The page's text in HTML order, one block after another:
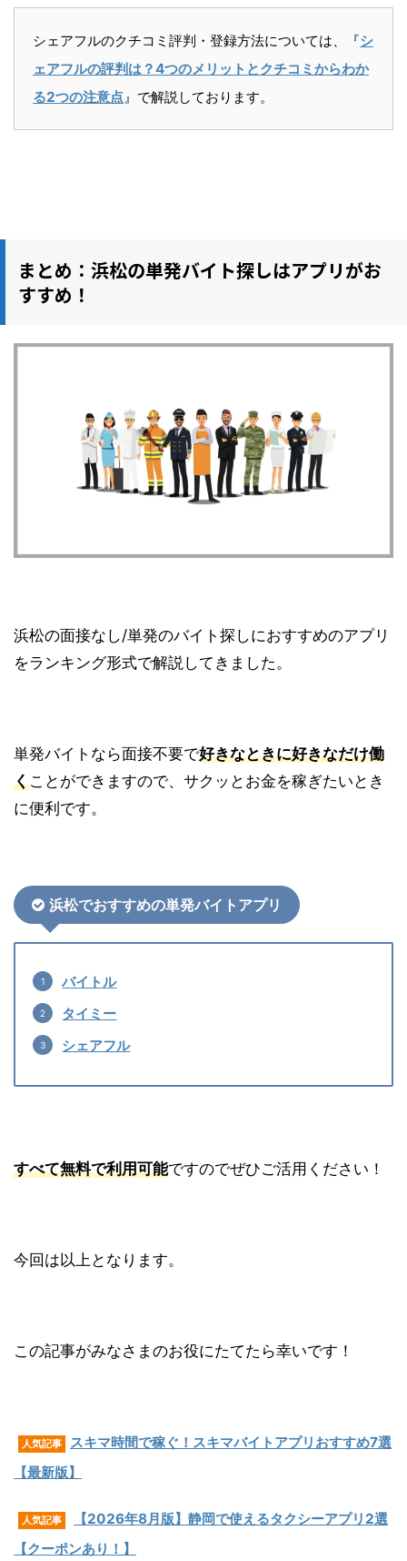
シェアフルのクチコミ評判・登録方法については、『シ
ェアフルの評判は？4つのメリットとクチコミからわか
る2つの注意点』で解説しております。
まとめ：浜松の単発バイト探しはアプリがお
すすめ！
浜松の面接なし/単発のバイト探しにおすすめのアプリ
をランキング形式で解説してきました。
単発バイトなら面接不要で好きなときに好きなだけ働
くことができますので、サクッとお金を稼ぎたいとき
に便利です。
浜松でおすすめの単発バイトアプリ
バイトル
タイミー
シェアフル
すべて無料で利用可能ですのでぜひご活用ください！
今回は以上となります。
この記事がみなさまのお役にたてたら幸いです！
人気記事
スキマ時間で稼ぐ！スキマバイトアプリおすすめ7選
【最新版】
人気記事
【2026年8月版】静岡で使えるタクシーアプリ2選
【クーポンあり！】